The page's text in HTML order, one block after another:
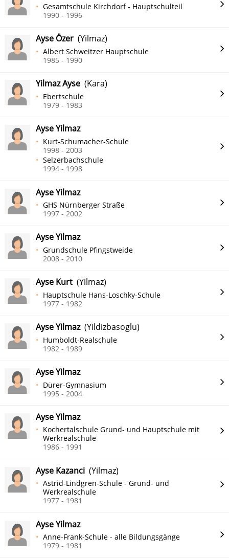
Gesamtschule Kirchdorf - Hauptschulteil
1990 - 1996
Ayse Özer (Yilmaz)
Albert Schweitzer Hauptschule
1985 - 1990
Yilmaz Ayse (Kara)
Ebertschule
1979 - 1983
Ayse Yilmaz
Kurt-Schumacher-Schule
1998 - 2003
Selzerbachschule
1994 - 1998
Ayse Yilmaz
GHS Nürnberger Straße
1997 - 2002
Ayse Yilmaz
Grundschule Pfingstweide
2008 - 2010
Ayse Kurt (Yilmaz)
Hauptschule Hans-Loschky-Schule
1977 - 1982
Ayse Yilmaz(Yildizbasoglu)
Humboldt-Realschule
1982 - 1989
Ayse Yilmaz
Dürer-Gymnasium
1995 - 2004
Ayse Yilmaz
Kochertalschule Grund- und Hauptschule mit
Werkrealschule
1986 - 1991
Ayse Kazanci (Yilmaz)
Astrid-Lindgren-Schule - Grund- und
Werkrealschule
1977 - 1981
Ayse Yilmaz
Anne-Frank-Schule - alle Bildungsgänge
1979 - 1981